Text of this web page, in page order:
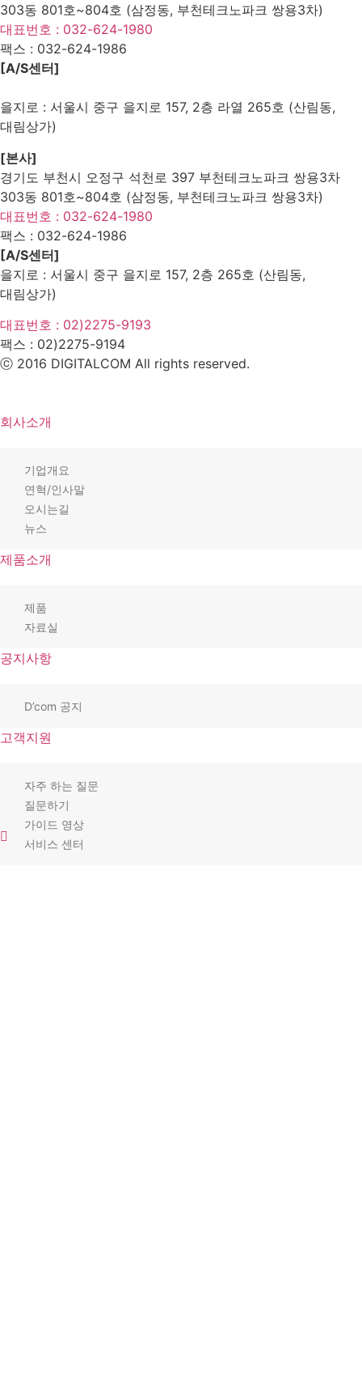
303동 801호~804호 (삼정동, 부천테크노파크 쌍용3차)
대표번호 : 032-624-1980
팩스 : 032-624-1986
[A/S센터]
을지로 : 서울시 중구 을지로 157, 2층 라열 265호 (산림동,
대림상가)
[본사]
경기도 부천시 오정구 석천로 397 부천테크노파크 쌍용3차
303동 801호~804호 (삼정동, 부천테크노파크 쌍용3차)
대표번호 : 032-624-1980
팩스 : 032-624-1986
[A/S센터]
을지로 : 서울시 중구 을지로 157, 2층 265호 (산림동,
대림상가)
대표번호 : 02)2275-9193
팩스 : 02)2275-9194​
ⓒ 2016 DIGITALCOM All rights reserved.
회사소개
기업개요
연혁/인사말
오시는길
뉴스
제품소개
제품
자료실
공지사항
D’com 공지
고객지원
자주 하는 질문
질문하기
가이드 영상
서비스 센터